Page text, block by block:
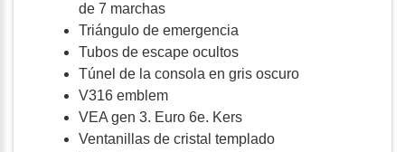
de 7 marchas
Triángulo de emergencia
Tubos de escape ocultos
Túnel de la consola en gris oscuro
V316 emblem
VEA gen 3. Euro 6e. Kers
Ventanillas de cristal templado